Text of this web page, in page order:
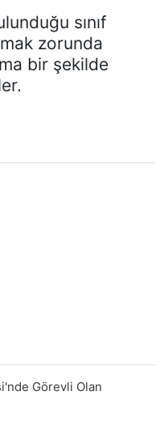
sınıf
zorunda
bir şekilde
Görevli Olan